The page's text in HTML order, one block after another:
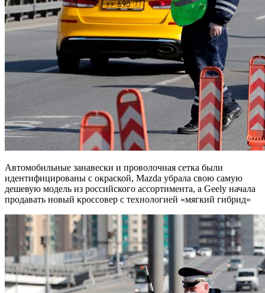
Автомобильные занавески и проволочная сетка были
идентифицированы с окраской, Mazda убрала свою самую
дешевую модель из российского ассортимента, а Geely начала
продавать новый кроссовер с технологией «мягкий гибрид»